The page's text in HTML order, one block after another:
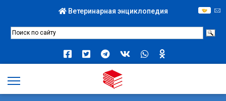
Ветеринарная энциклопедия